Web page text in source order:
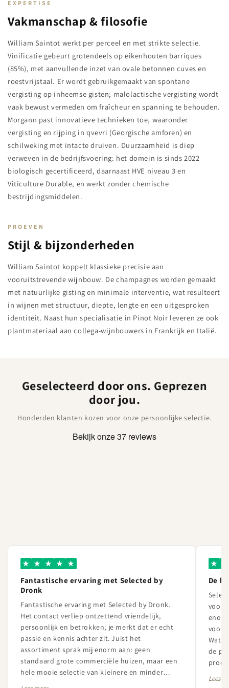
EXPERTISE
Vakmanschap & filosofie
William Saintot werkt per perceel en met strikte selectie.
Vinificatie gebeurt grotendeels op eikenhouten barriques
(85%), met aanvullende inzet van ovale betonnen cuves en
roestvrijstaal. Er wordt gebruikgemaakt van spontane
vergisting op inheemse gisten; malolactische vergisting wordt
vaak bewust vermeden om fraîcheur en spanning te behouden.
Morgann past innovatieve technieken toe, waaronder
vergisting en rijping in qvevri (Georgische amforen) en
schilweking met intacte druiven. Duurzaamheid is diep
verweven in de bedrijfsvoering: het domein is sinds 2022
biologisch gecertificeerd, daarnaast HVE niveau 3 en
Viticulture Durable, en werkt zonder chemische
bestrijdingsmiddelen.
PROEVEN
Stijl & bijzonderheden
William Saintot koppelt klassieke precisie aan
vooruitstrevende wijnbouw. De champagnes worden gemaakt
met natuurlijke gisting en minimale interventie, wat resulteert
in wijnen met structuur, diepte, lengte en een uitgesproken
identiteit. Naast hun specialisatie in Pinot Noir leveren ze ook
plantmateriaal aan collega-wijnbouwers in Frankrijk en Italië.
Geselecteerd door ons. Geprezen
door jou.
Honderden klanten kozen voor onze persoonlijke selectie.
★ ★ ★ ★ ★
Fantastische ervaring met Selected by
Dronk
Fantastische ervaring met Selected by Dronk.
Het contact verliep ontzettend vriendelijk,
persoonlijk en betrokken; je merkt dat er echt
passie en kennis achter zit. Juist het
assortiment sprak mij enorm aan: geen
standaard grote commerciële huizen, maar een
hele mooie selectie van kleinere en minder
★
De
voor
Wat
de
Lees